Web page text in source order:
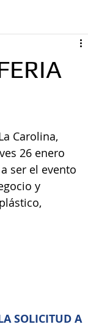
26 enero
ser el evento
y
SOLICITUD A